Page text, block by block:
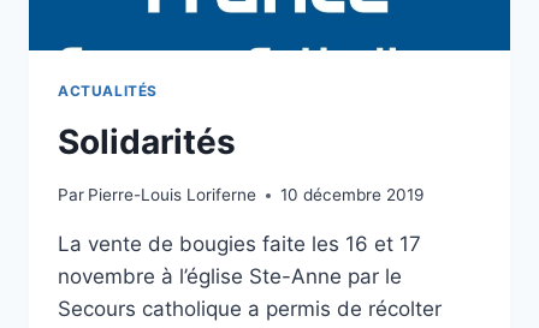
ACTUALITÉS
Solidarités
Par Pierre-Louis Loriferne 10 décembre 2019
La vente de bougies faite les 16 et 17
novembre à l’église Ste-Anne par le
Secours catholique a permis de récolter